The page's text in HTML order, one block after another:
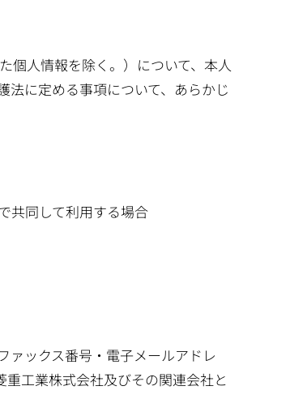
個人情報を除く。）について、本人
法に定める事項について、あらかじ
共同して利用する場合
ァックス番号・電子メールアドレ
工業株式会社及びその関連会社と